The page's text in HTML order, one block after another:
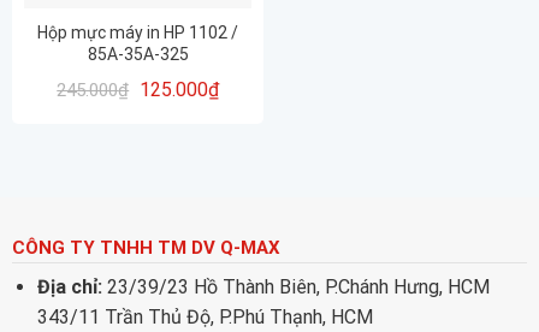
Hộp mực máy in HP 1102 /
85A-35A-325
245.000₫ 125.000₫
CÔNG TY TNHH TM DV Q-MAX
Địa chỉ: 23/39/23 Hồ Thành Biên, P.Chánh Hưng, HCM
343/11 Trần Thủ Độ, P.Phú Thạnh, HCM